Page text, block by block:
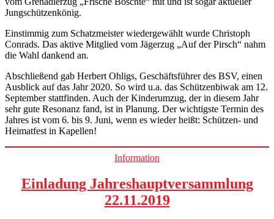
Jungschützenkönig.
Einstimmig zum Schatzmeister wiedergewählt wurde Christoph
Conrads. Das aktive Mitglied vom Jägerzug „Auf der Pirsch“ nahm
die Wahl dankend an.
Abschließend gab Herbert Ohligs, Geschäftsführer des BSV, einen
Ausblick auf das Jahr 2020. So wird u.a. das Schützenbiwak am 12.
September stattfinden. Auch der Kinderumzug, der in diesem Jahr
sehr gute Resonanz fand, ist in Planung. Der wichtigste Termin des
Jahres ist vom 6. bis 9. Juni, wenn es wieder heißt: Schützen- und
Heimatfest in Kapellen!
Categories
Information
Einladung Jahreshauptversammlung
22.11.2019